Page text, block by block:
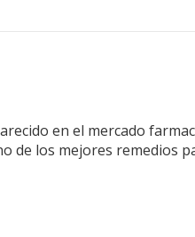
en el mercado
de los mejores remedios